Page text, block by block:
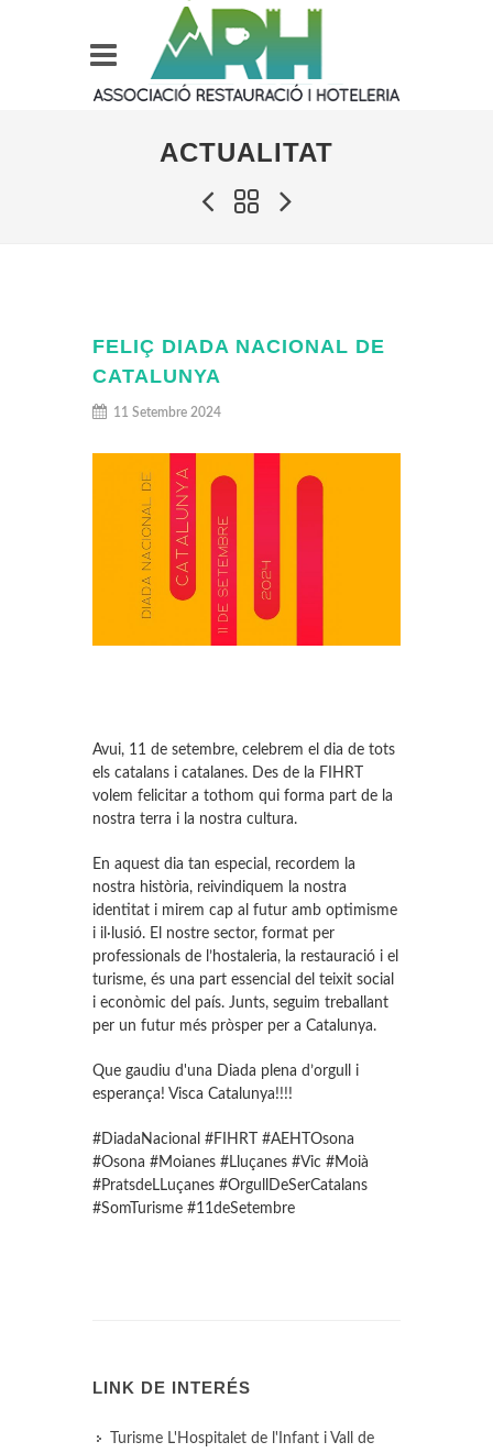
ACTUALITAT
FELIÇ DIADA NACIONAL DE
CATALUNYA
11 Setembre 2024
Avui, 11 de setembre, celebrem el dia de tots
els catalans i catalanes. Des de la FIHRT
volem felicitar a tothom qui forma part de la
nostra terra i la nostra cultura.
En aquest dia tan especial, recordem la
nostra història, reivindiquem la nostra
identitat i mirem cap al futur amb optimisme
i il·lusió. El nostre sector, format per
professionals de l’hostaleria, la restauració i el
turisme, és una part essencial del teixit social
i econòmic del país. Junts, seguim treballant
per un futur més pròsper per a Catalunya.
Que gaudiu d'una Diada plena d’orgull i
esperança! Visca Catalunya!!!!
#DiadaNacional #FIHRT #AEHTOsona
#Osona #Moianes #Lluçanes #Vic #Moià
#PratsdeLLuçanes #OrgullDeSerCatalans
#SomTurisme #11deSetembre
LINK DE INTERÉS
Turisme L'Hospitalet de l'Infant i Vall de